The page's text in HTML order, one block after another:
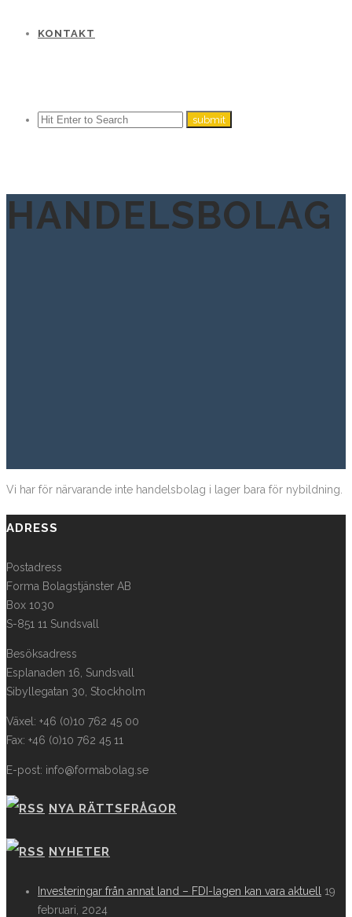
KONTAKT
HANDELSBOLAG
Vi har för närvarande inte handelsbolag i lager bara för nybildning.
ADRESS
Postadress
Forma Bolagstjänster AB
Box 1030
S-851 11 Sundsvall
Besöksadress
Esplanaden 16, Sundsvall
Sibyllegatan 30, Stockholm
Växel: +46 (0)10 762 45 00
Fax: +46 (0)10 762 45 11
E-post: info@formabolag.se
NYA RÄTTSFRÅGOR
NYHETER
Investeringar från annat land – FDI-lagen kan vara aktuell 19
februari, 2024